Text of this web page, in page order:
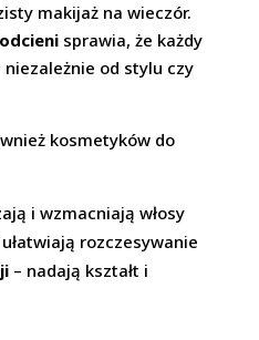
makijaż na wieczór.
sprawia, że każdy
od stylu czy
kosmetyków do
i wzmacniają włosy
rozczesywanie
– nadają kształt i